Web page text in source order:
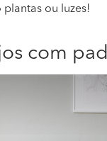
plantas ou luzes!
com